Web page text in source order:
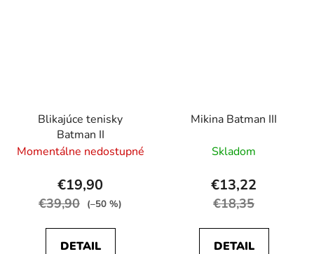
Blikajúce tenisky
Batman II
Momentálne nedostupné
€19,90
€39,90 (–50 %)
DETAIL
Mikina Batman III
Skladom
€13,22
€18,35
DETAIL